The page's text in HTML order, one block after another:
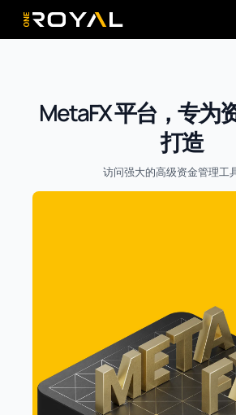
OneRoyal Home
MetaFX 平台，专为
打造
访问强大的高级资金管理工